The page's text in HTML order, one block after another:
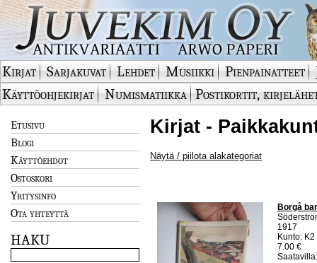
Kirjat Sarjakuvat Lehdet Musiikki Pienpainatteet
Käyttöohjekirjat
Numismatiikka Postikortit,
Etusivu
Blogi
Käyttöehdot
Ostoskori
Yritysinfo
Ota yhteyttä
HAKU
Kirjat -
Näytä / piilota alakategoriat
Borgå
1917
Kunto:
7.00 €